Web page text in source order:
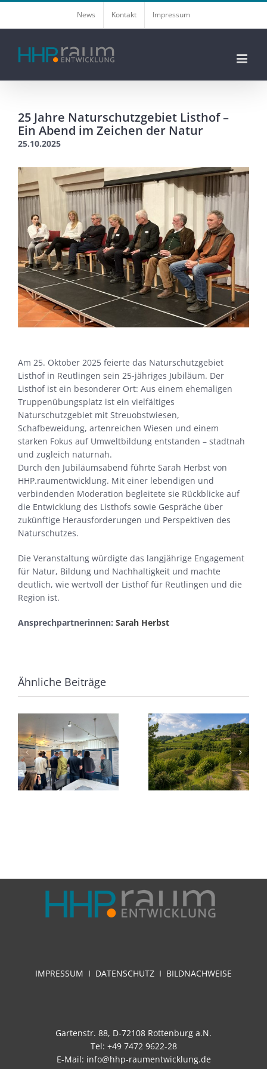
Zum
springen
News Kontakt Impressum
25 Jahre Naturschutzgebiet Listhof –
Ein Abend im Zeichen der Natur
25.10.2025
Am 25. Oktober 2025 feierte das Naturschutzgebiet
Listhof in Reutlingen sein 25-jähriges Jubiläum. Der
Listhof ist ein besonderer Ort: Aus einem ehemaligen
Truppenübungsplatz ist ein vielfältiges
Naturschutzgebiet mit Streuobstwiesen,
Schafbeweidung, artenreichen Wiesen und einem
starken Fokus auf Umweltbildung entstanden – stadtnah
und zugleich naturnah.
Durch den Jubiläumsabend führte Sarah Herbst von
HHP.raumentwicklung. Mit einer lebendigen und
verbindenden Moderation begleitete sie Rückblicke auf
die Entwicklung des Listhofs sowie Gespräche über
zukünftige Herausforderungen und Perspektiven des
Naturschutzes.
Die Veranstaltung würdigte das langjährige Engagement
für Natur, Bildung und Nachhaltigkeit und machte
deutlich, wie wertvoll der Listhof für Reutlingen und die
Region ist.
Ansprechpartnerinnen: Sarah Herbst
Ähnliche Beiträge
IMPRESSUM I DATENSCHUTZ I BILDNACHWEISE
Gartenstr. 88, D-72108 Rottenburg a.N.
Tel: +49 7472 9622-28
E-Mail: info@hhp-raumentwicklung.de